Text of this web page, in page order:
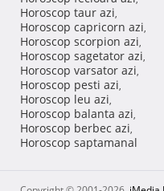
Horoscop taur azi,
Horoscop capricorn azi,
Horoscop scorpion azi,
Horoscop sagetator azi,
Horoscop varsator azi,
Horoscop pesti azi,
Horoscop leu azi,
Horoscop balanta azi,
Horoscop berbec azi,
Horoscop saptamanal